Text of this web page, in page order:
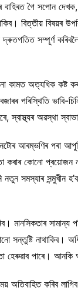
গৈ সপোন
বিত্তীয়
সম্পূৰ্ণ
কামত অত্যধিক কষ্ট
পৰিস্থিতি
স্বাস্থ্যৰ অৱস্থা
আৰম্ভণিৰ পৰা
কৰাৰ কোনো
সমস্যাৰ সন্মুখীন
মানসিকতাৰ
নাথাকিব।
হেৰুৱাব পাৰে।
অতিবাহিত কৰিব